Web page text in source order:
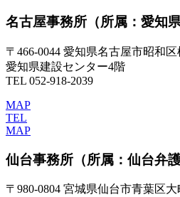
名古屋事務所 （所属：愛知
〒466-0044 愛知県名古屋市昭和区
愛知県建設センター4階
TEL 052-918-2039
MAP
TEL
MAP
仙台事務所 （所属：仙台弁
〒980-0804 宮城県仙台市青葉区大